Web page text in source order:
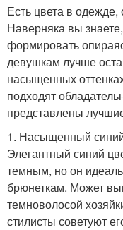
Есть цвета в
Наверняка вы
формировать
девушкам лучше
насыщенных
подходят
представлены
1. Насыщенный
Элегантный синий
темным, но он
брюнеткам. Может
темноволосой
стилисты советуют